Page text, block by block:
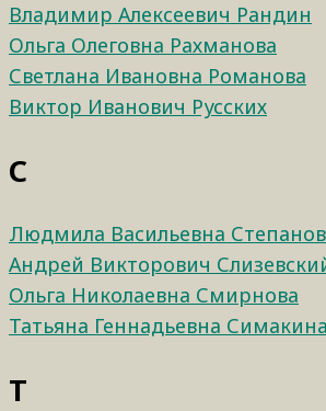
Владимир Алексеевич Рандин
Ольга Олеговна Рахманова
Светлана Ивановна Романова
Виктор Иванович Русских
С
Людмила Васильевна
Андрей Викторович
Ольга Николаевна Смирнова
Татьяна Геннадьевна Симакина
Т